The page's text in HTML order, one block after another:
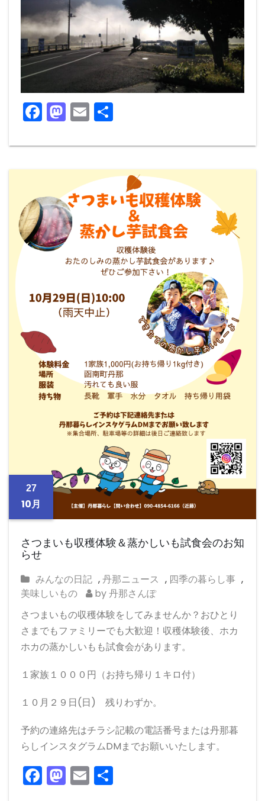
F
a
c
e
o
o
k
M
a
st
o
d
o
n
E
m
ai
l
27
10月
さつまいも収穫体験＆蒸かしいも試食会のお知
らせ
みんなの日記 ,丹那ニュース , 四季の暮らし事 ,
美味しいもの
by 丹那さんぽ
さつまいもの収穫体験をしてみませんか？おひとり
さまでもファミリーでも大歓迎！収穫体験後、ホカ
ホカの蒸かしいもも試食会があります。
１家族１０００円（お持ち帰り１キロ付）
１０月２９日(日) 残りわずか。
予約の連絡先はチラシ記載の電話番号または丹那暮
らしインスタグラムDMまでお願いいたします。
F
a
M
a
E
m